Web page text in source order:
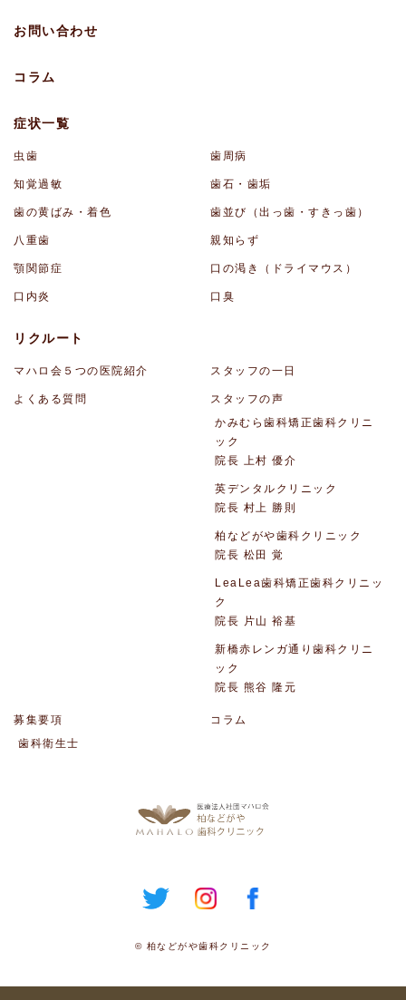
お問い合わせ
コラム
症状一覧
虫歯 歯周病
知覚過敏 歯石・歯垢
歯の黄ばみ・着色 歯並び（出っ歯・すきっ歯）
八重歯 親知らず
顎関節症 口の渇き（ドライマウス）
口内炎 口臭
リクルート
マハロ会５つの医院紹介 スタッフの一日
よくある質問
スタッフの声
かみむら歯科矯正歯科クリニ
ック
院長 上村 優介
英デンタルクリニック
院長 村上 勝則
柏などがや歯科クリニック
院長 松田 覚
LeaLea歯科矯正歯科クリニッ
ク
院長 片山 裕基
新橋赤レンガ通り歯科クリニ
ック
院長 熊谷 隆元
募集要項
歯科衛生士
コラム
© 柏などがや歯科クリニック